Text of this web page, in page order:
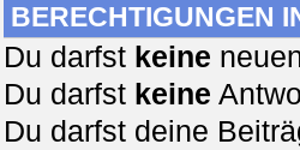
BERECHTIGUNGEN
Du darfst keine
Du darfst keine
Du darfst deine